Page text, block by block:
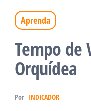
Aprenda
Tempo de
Orquídea
Por INDICADOR